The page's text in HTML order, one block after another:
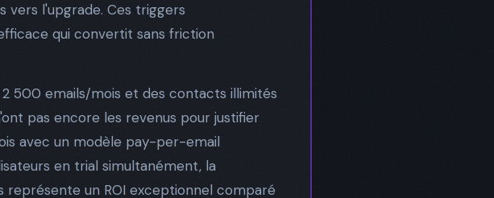
vers l'upgrade. Ces triggers
qui convertit sans friction
500 emails/mois et des contacts illimités
pas encore les revenus pour justifier
avec un modèle pay-per-email
en trial simultanément, la
un ROI exceptionnel comparé